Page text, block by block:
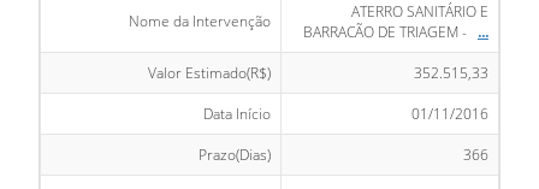
Nome da Intervenção
ATERRO SANITÁRIO E
BARRACÃO DE TRIAGEM - ...
Valor Estimado(R$)
352.515,33
Data Início
01/11/2016
Prazo(Dias)
366